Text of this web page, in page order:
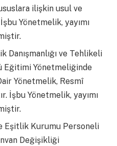
ilişkin usul ve
Yönetmelik, yayımı
Danışmanlığı ve Tehlikeli
Eğitimi Yönetmeliğinde
Yönetmelik, Resmî
İşbu Yönetmelik, yayımı
Eşitlik Kurumu Personeli
Değişikliği